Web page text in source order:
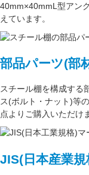
40mm×40mmL型アン
えています。
部品パーツ(部
スチール棚を構成する
ス(ボルト・ナット)等
点よりご購入いただけ
JIS(日本産業